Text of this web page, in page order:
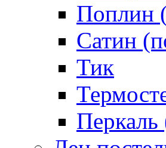
Поплин
Сатин
Тик
Перкаль